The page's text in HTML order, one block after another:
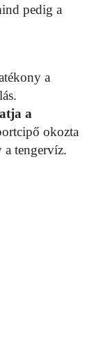
pedig a
a
a
okozta
a tengervíz.